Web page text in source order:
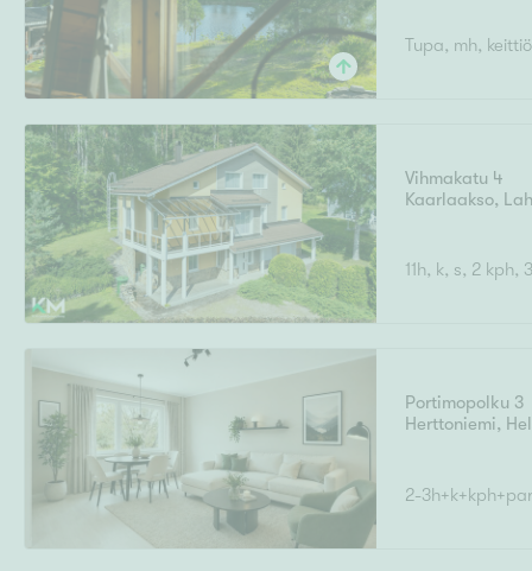
Ilmajoki Ivalo
Joensuu Jyväskylä Järvenpää
Hinta
Pinta-ala
Rakennusvuosi
Tupa, mh,
Vihmakatu 4
Kaarlaakso,
11h, k, s, 2
Portimopolku 3
Herttoniemi,
2-